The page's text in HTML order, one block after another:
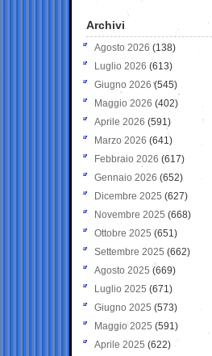
Archivi
Agosto 2026 (138)
Luglio 2026 (613)
Giugno 2026 (545)
Maggio 2026 (402)
Aprile 2026 (591)
Marzo 2026 (641)
Febbraio 2026 (617)
Gennaio 2026 (652)
Dicembre 2025 (627)
Novembre 2025 (668)
Ottobre 2025 (651)
Settembre 2025 (662)
Agosto 2025 (669)
Luglio 2025 (671)
Giugno 2025 (573)
Maggio 2025 (591)
Aprile 2025 (622)